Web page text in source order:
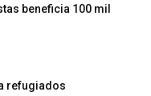
beneficia 100 mil
refugiados